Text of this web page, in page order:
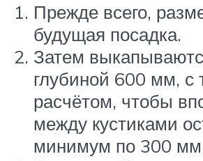
Прежде всего,
будущая посадка.
Затем
глубиной 600 мм, с
расчётом, чтобы
между кустиками
минимум по 300